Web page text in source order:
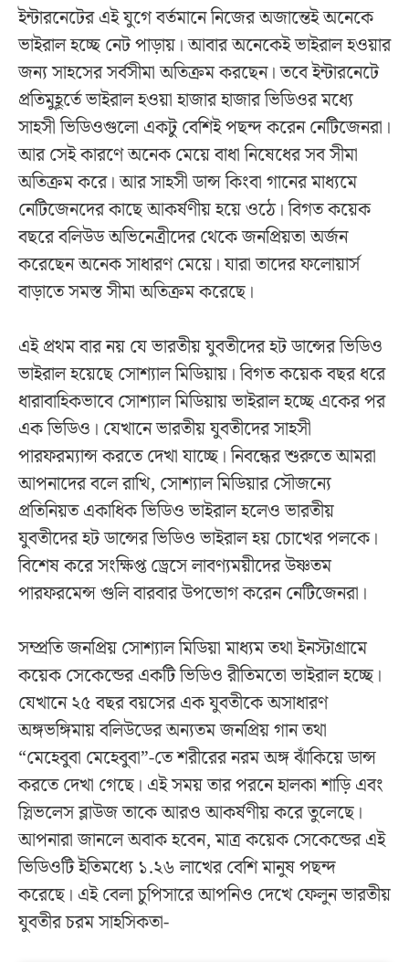
ইন্টারনেটের এই যুগে বর্তমানে নিজের অজান্তেই অনেকে
ভাইরাল হচ্ছে নেট পাড়ায়। আবার অনেকেই ভাইরাল হওয়ার
জন্য সাহসের সর্বসীমা অতিক্রম করছেন। তবে ইন্টারনেটে
প্রতিমুহূর্তে ভাইরাল হওয়া হাজার হাজার ভিডিওর মধ্যে
সাহসী ভিডিওগুলো একটু বেশিই পছন্দ করেন নেটিজেনরা।
আর সেই কারণে অনেক মেয়ে বাধা নিষেধের সব সীমা
অতিক্রম করে। আর সাহসী ডান্স কিংবা গানের মাধ্যমে
নেটিজেনদের কাছে আকর্ষণীয় হয়ে ওঠে। বিগত কয়েক
বছরে বলিউড অভিনেত্রীদের থেকে জনপ্রিয়তা অর্জন
করেছেন অনেক সাধারণ মেয়ে। যারা তাদের ফলোয়ার্স
বাড়াতে সমস্ত সীমা অতিক্রম করেছে।
এই প্রথম বার নয় যে ভারতীয় যুবতীদের হট ডান্সের ভিডিও
ভাইরাল হয়েছে সোশ্যাল মিডিয়ায়। বিগত কয়েক বছর ধরে
ধারাবাহিকভাবে সোশ্যাল মিডিয়ায় ভাইরাল হচ্ছে একের পর
এক ভিডিও। যেখানে ভারতীয় যুবতীদের সাহসী
পারফরম্যান্স করতে দেখা যাচ্ছে। নিবন্ধের শুরুতে আমরা
আপনাদের বলে রাখি, সোশ্যাল মিডিয়ার সৌজন্যে
প্রতিনিয়ত একাধিক ভিডিও ভাইরাল হলেও ভারতীয়
যুবতীদের হট ডান্সের ভিডিও ভাইরাল হয় চোখের পলকে।
বিশেষ করে সংক্ষিপ্ত ড্রেসে লাবণ্যময়ীদের উষ্ণতম
পারফরমেন্স গুলি বারবার উপভোগ করেন নেটিজেনরা।
সম্প্রতি জনপ্রিয় সোশ্যাল মিডিয়া মাধ্যম তথা ইনস্টাগ্রামে
কয়েক সেকেন্ডের একটি ভিডিও রীতিমতো ভাইরাল হচ্ছে।
যেখানে ২৫ বছর বয়সের এক যুবতীকে অসাধারণ
অঙ্গভঙ্গিমায় বলিউডের অন্যতম জনপ্রিয় গান তথা
“মেহেবুবা মেহেবুবা”-তে শরীরের নরম অঙ্গ ঝাঁকিয়ে ডান্স
করতে দেখা গেছে। এই সময় তার পরনে হালকা শাড়ি এবং
স্লিভলেস ব্লাউজ তাকে আরও আকর্ষণীয় করে তুলেছে।
আপনারা জানলে অবাক হবেন, মাত্র কয়েক সেকেন্ডের এই
ভিডিওটি ইতিমধ্যে ১.২৬ লাখের বেশি মানুষ পছন্দ
করেছে। এই বেলা চুপিসারে আপনিও দেখে ফেলুন ভারতীয়
যুবতীর চরম সাহসিকতা-